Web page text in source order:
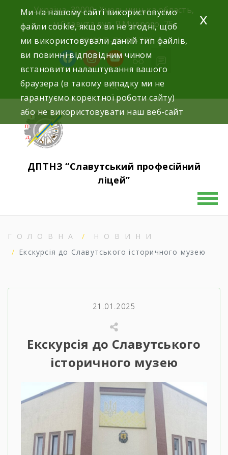
Україна, 30000, Хмельницька область,
м.Славута вул. Я.Мудрого, 75.
+38(097)-76-89-770
ДПТНЗ “Славутський професійний
ліцей”
ГОЛОВНА
НОВИНИ
Екскурсія до Славутського історичного музею
21.01.2025
Екскурсія до Славутського
історичного музею
Ми на нашому сайті використовуємо
файли cookie, якщо ви не згодні, щоб
ми використовували даний тип файлів,
ви повинні відповідним чином
встановити налаштування вашого
браузера (в такому випадку ми не
гарантуємо коректної роботи сайту)
або не використовувати наш веб-сайт
x